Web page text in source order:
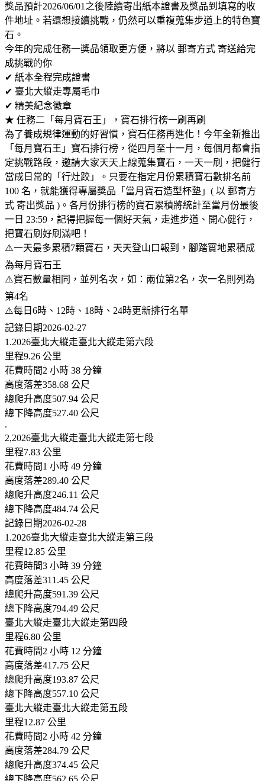
獎品預計2026/06/01之後陸續寄出紙本證書及獎品到填寫的收
件地址。若還想接續挑戰，仍然可以重複蒐集步道上的特色寶
石。
今年的完成任務一獎品領取更方便，將以 郵寄方式 寄送給完
成挑戰的你
✔ 紙本全程完成證書
✔ 臺北大縱走專屬毛巾
✔ 精美紀念徽章
★ 任務二「每月寶石王」，寶石排行榜一刷再刷
為了養成規律運動的好習慣，寶石任務再進化！今年全新推出
「每月寶石王」寶石排行榜，從四月至十一月，每個月都會指
定挑戰路段，邀請大家天天上線蒐集寶石，一天一刷，把健行
當成日常的「行灶跤」。只要在指定月份累積寶石數排名前
100 名，就能獲得專屬獎品「當月寶石造型杯墊」( 以 郵寄方
式 寄出獎品 )。各月份排行榜的寶石累積將統計至當月份最後
一日 23:59，記得把握每一個好天氣，走進步道、開心健行，
把寶石刷好刷滿吧！
⚠️一天最多累積7顆寶石，天天登山口報到，腳踏實地累積成
為每月寶石王
⚠️寶石數量相同，並列名次，如：兩位第2名，次一名則列為
第4名
⚠️每日6時、12時、18時、24時更新排行名單
記錄日期2026-02-27
1.2026臺北大縱走臺北大縱走第六段
里程9.26 公里
花費時間2 小時 38 分鐘
高度落差358.68 公尺
總爬升高度507.94 公尺
總下降高度527.40 公尺
.
2,2026臺北大縱走臺北大縱走第七段
里程7.83 公里
花費時間1 小時 49 分鐘
高度落差289.40 公尺
總爬升高度246.11 公尺
總下降高度484.74 公尺
記錄日期2026-02-28
1.2026臺北大縱走臺北大縱走第三段
里程12.85 公里
花費時間3 小時 39 分鐘
高度落差311.45 公尺
總爬升高度591.39 公尺
總下降高度794.49 公尺
臺北大縱走臺北大縱走第四段
里程6.80 公里
花費時間2 小時 12 分鐘
高度落差417.75 公尺
總爬升高度193.87 公尺
總下降高度557.10 公尺
臺北大縱走臺北大縱走第五段
里程12.87 公里
花費時間2 小時 42 分鐘
高度落差284.79 公尺
總爬升高度374.45 公尺
總下降高度562.65 公尺